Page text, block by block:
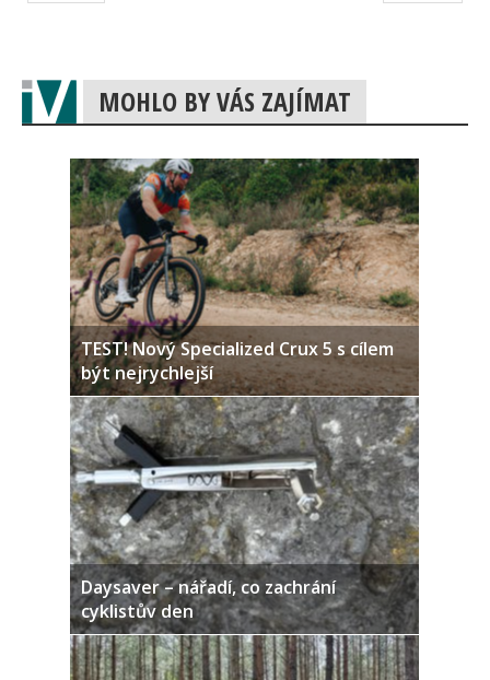
MOHLO BY VÁS ZAJÍMAT
TEST! Nový Specialized Crux 5 s cílem
být nejrychlejší
Daysaver – nářadí, co zachrání
cyklistův den